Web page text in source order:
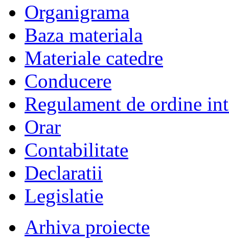
Organigrama
Baza materiala
Materiale catedre
Conducere
Regulament de ordine
Orar
Contabilitate
Declaratii
Legislatie
Arhiva proiecte